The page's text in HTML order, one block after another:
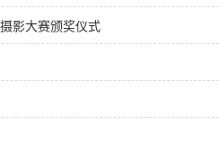
影大赛颁奖仪式